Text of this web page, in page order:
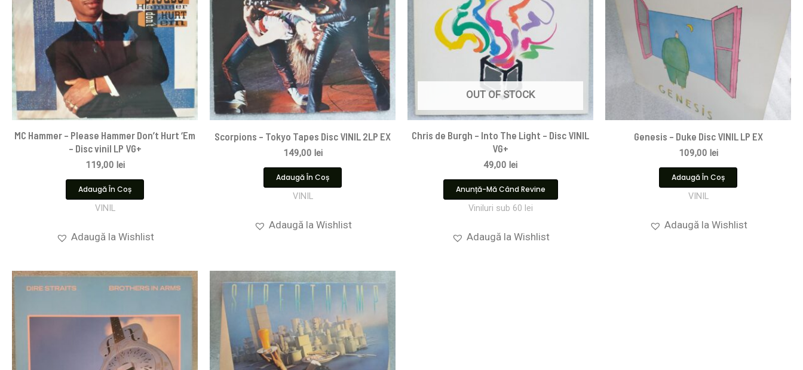
MC Hammer – Please Hammer Don’t Hurt ‘Em
– Disc vinil LP VG+
119,00 lei
Adaugă În Coș
VINIL
Adaugă la Wishlist
Scorpions ‎– Tokyo Tapes Disc VINIL 2LP EX
149,00 lei
Adaugă În Coș
VINIL
Adaugă la Wishlist
OUT OF STOCK
Chris de Burgh – Into The Light – Disc VINIL
VG+
49,00 lei
Anunță-Mă Când Revine
Viniluri sub 60 lei
Adaugă la Wishlist
Genesis – Duke Disc VINIL LP EX
109,00 lei
Adaugă În Coș
VINIL
Adaugă la Wishlist